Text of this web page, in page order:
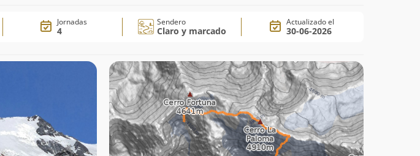
Jornadas
4
Sendero
Claro y marcado
Actualizado el
30-06-2026